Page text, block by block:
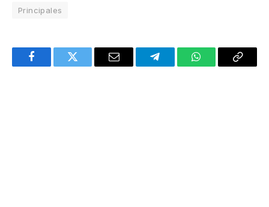
Principales
FacebookTwitter Email TelegramWhatsAppCopy